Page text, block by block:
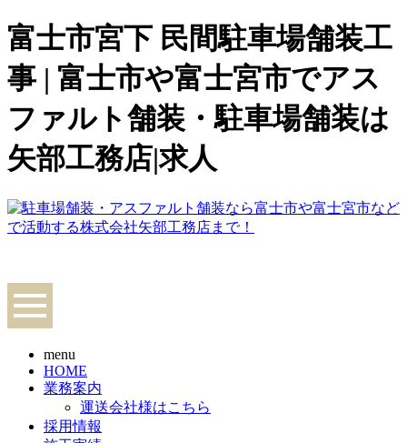
富士市宮下 民間駐車場舗装工
事 | 富士市や富士宮市でアス
ファルト舗装・駐車場舗装は
矢部工務店|求人
menu
HOME
業務案内
運送会社様はこちら
採用情報